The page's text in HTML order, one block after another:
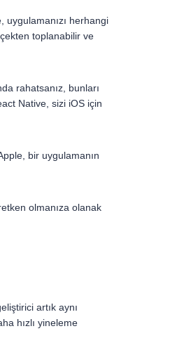
uygulamanızı herhangi
toplanabilir ve
rahatsanız, bunları
Native, sizi iOS için
bir uygulamanın
olmanıza olanak
artık aynı
hızlı yineleme